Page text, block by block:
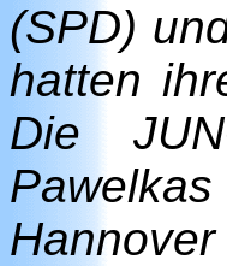
(SPD)
hatten
Die